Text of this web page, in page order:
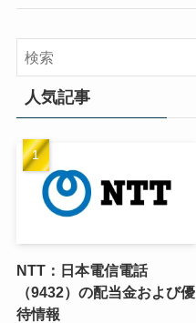
人気記事
NTT：日本電信電話
（9432）の配当金および優
待情報